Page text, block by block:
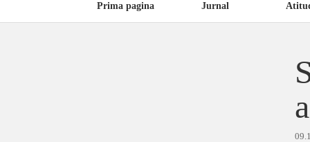
Prima pagina Jurnal
a